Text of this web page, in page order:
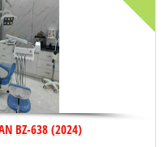
BZ-638 (2024)